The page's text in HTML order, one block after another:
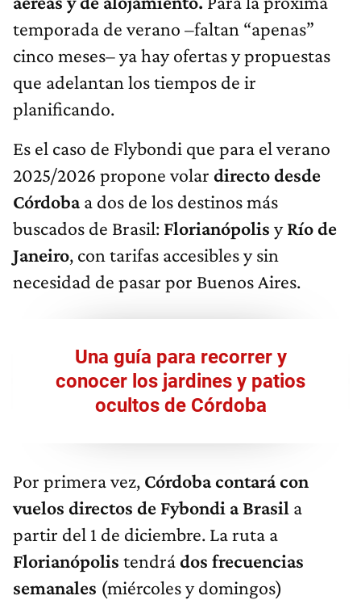
temporada de verano –faltan “apenas”
cinco meses– ya hay ofertas y propuestas
que adelantan los tiempos de ir
planificando.
Es el caso de Flybondi que para el verano
2025/2026 propone volar directo desde
Córdobaa dos de los destinos más
buscados de Brasil: Florianópolis yRío de
Janeiro, con tarifas accesibles y sin
necesidad de pasar por Buenos Aires.
Una guía para recorrer y
conocer los jardines y patios
ocultos de Córdoba
Por primera vez, Córdobacontará con
vuelos directos de Fybondi a Brasil a
partir del 1 de diciembre. La ruta a
Florianópolis tendrádos frecuencias
semanales (miércoles y domingos)